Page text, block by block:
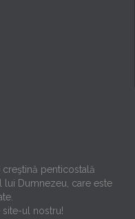
penticostală
Dumnezeu, care este
ul nostru!